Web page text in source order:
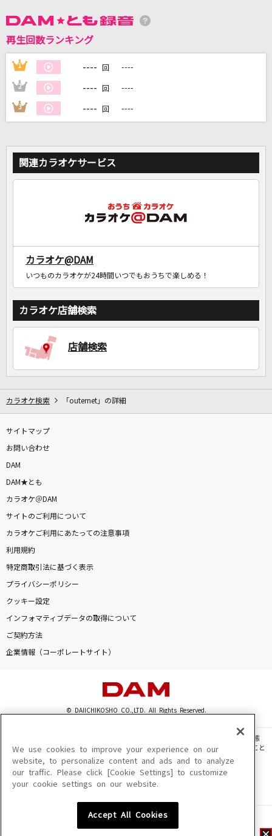
DAMに会員登録・ログインして
カラオケをもっと楽しもう！
再生回数ランキング
1 ---- 回 ----
2 ---- 回 ----
3 ---- 回 ----
関連カラオケサービス
カラオケ@DAM
いつものカラオケが24時間いつでもおうちで楽しめる！
カラオケ店舗検索
店舗検索
カラオケ検索 「outernet」の詳細
サイトマップ
お問い合わせ
DAM
DAM★とも
カラオケ＠DAM
サイトのご利用について
カラオケご利用にあたっての注意事項
利用規約
特定商取引法に基づく表示
プライバシーポリシー
クッキー設定
インフォマティブデータの取得について
ご契約方法
企業情報（コーポレートサイト）
© DAIICHIKOSHO CO.,LTD. All Rights Reserved.
このサイトに掲載されている一切の文章・画像・写真・動画・音声等を、手段や形態
を問わず、著作権法の定める範囲を超えて無断で複製、転載、ファイル化などすること
を禁じます。
楽曲及びコンテンツは、機種によりご利用いただけない場合があります。
楽曲及びコンテンツの配信日、配信内容が変更になる場合があります。
We use cookies to improve your experience on our
website, to personalize content and ads and to analyze
our traffic. Please click [Cookie Settings] to customize
your cookie settings on our website.
Accept All Cookies